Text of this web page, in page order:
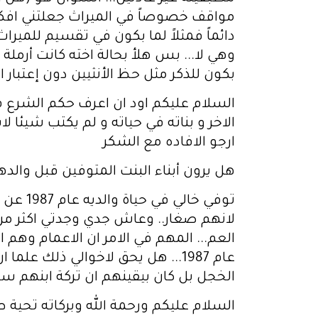
مواقف خصوصاً في الميراث جعلتني
دائماً فمثلاً لما بكون في تقسيم
وهي لا... بس هلأ بحالة اخته كانت
بكون للذكر مثل حظ الأنثيين دون إعتبار
السلام عليكم اود ان اعرف حكم الشرع
الاخر و بناته في حياته و لم يكتب شيئا
ارجو الافاده مع الشكر
هل يرون أبناء البنت المتوفين قبل
العم... المهم في الامر ان الاعمام
عام 1987... هل يحق لاخوالي
الخجل بل كان بيقينهم ان تركة ابنهم
السلام عليكم ورحمة الله وبركاته